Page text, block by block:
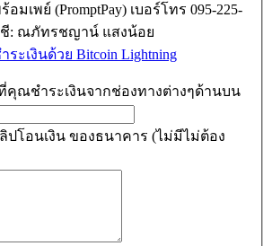
อมเพย์ (PromptPay) เบอร์โทร 095-225-
ชี: ณภัทรชญาน์ แสงน้อย
ระเงินด้วย Bitcoin Lightning
คุณชำระเงินจากช่องทางต่างๆด้านบน
ปโอนเงิน ของธนาคาร (ไม่มีไม่ต้อง